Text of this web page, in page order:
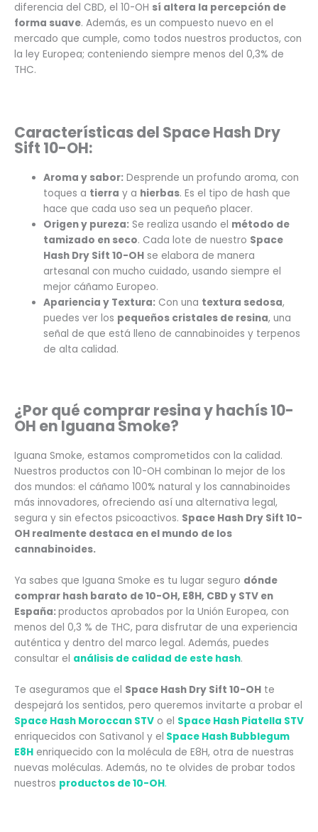
diferencia del CBD, el 10-OH sí altera la percepción de
forma suave. Además, es un compuesto nuevo en el
mercado que cumple, como todos nuestros productos, con
la ley Europea; conteniendo siempre menos del 0,3% de
THC.
Características del Space Hash Dry
Sift 10-OH:
Aroma y sabor: Desprende un profundo aroma, con
toques a tierra y a hierbas. Es el tipo de hash que
hace que cada uso sea un pequeño placer.
Origen y pureza: Se realiza usando el método de
tamizado en seco. Cada lote de nuestro Space
Hash Dry Sift 10-OH se elabora de manera
artesanal con mucho cuidado, usando siempre el
mejor cáñamo Europeo.
Apariencia y Textura: Con una textura sedosa,
puedes ver los pequeños cristales de resina, una
señal de que está lleno de cannabinoides y terpenos
de alta calidad.
¿Por qué comprar resina y hachís 10-
OH en Iguana Smoke?
Iguana Smoke, estamos comprometidos con la calidad.
Nuestros productos con 10-OH combinan lo mejor de los
dos mundos: el cáñamo 100% natural y los cannabinoides
más innovadores, ofreciendo así una alternativa legal,
segura y sin efectos psicoactivos. Space Hash Dry Sift 10-
OH realmente destaca en el mundo de los
cannabinoides.
Ya sabes que Iguana Smoke es tu lugar seguro dónde
comprar hash barato de 10-OH, E8H, CBD y STV en
España:productos aprobados por la Unión Europea, con
menos del 0,3 % de THC, para disfrutar de una experiencia
auténtica y dentro del marco legal. Además, puedes
consultar el análisis de calidad de este hash.
Te aseguramos que el Space Hash Dry Sift 10-OH te
despejará los sentidos, pero queremos invitarte a probar el
Space Hash Moroccan STV o el Space Hash Piatella STV
enriquecidos con Sativanol y el Space Hash Bubblegum
E8H enriquecido con la molécula de E8H, otra de nuestras
nuevas moléculas. Además, no te olvides de probar todos
nuestros productos de 10-OH.